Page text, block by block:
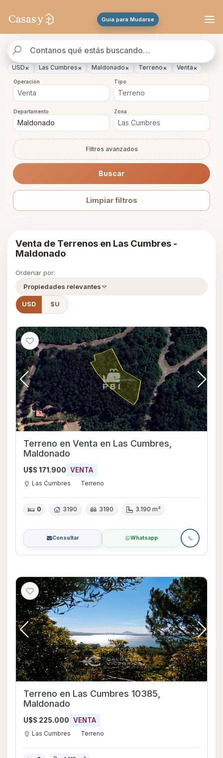
Guia para Mudarse
de
propiedades
USD× Las Cumbres× Maldonado× Terreno× Venta×
Operación Tipo
Departamento Zona
Filtros avanzados
Buscar
Limpiar filtros
Venta de Terrenos en Las Cumbres -
Maldonado
Ordenar por:
Propiedades relevantes
USD $U
Terreno en Venta en Las Cumbres,
Maldonado
U$S 171.900 VENTA
Las Cumbres Terreno
0 3190 3190 3.190 m²
Consultar Whatsapp
Terreno en Las Cumbres 10385,
Maldonado
U$S 225.000 VENTA
Las Cumbres Terreno